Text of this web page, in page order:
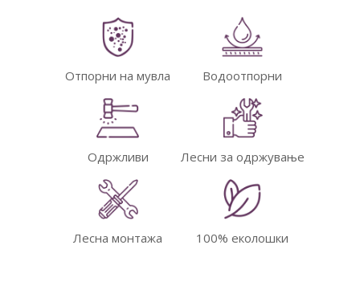
Отпорни на мувла Водоотпорни
Одржливи Лесни за одржување
Лесна монтажа 100% еколошки